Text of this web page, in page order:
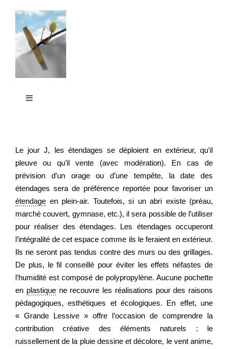
contenu
Toggle
Participer
S’outiller
Partager
Informer
Nous contacter
Le jour J, les étendages se déploient en extérieur, qu’il
pleuve ou qu’il vente (avec modération). En cas de
prévision d’un orage ou d’une tempête, la date des
étendages sera de préférence reportée pour favoriser un
étendage en plein-air. Toutefois, si un abri existe (préau,
marché couvert, gymnase, etc.), il sera possible de l’utiliser
pour réaliser des étendages. Les étendages occuperont
l’intégralité de cet espace comme ils le feraient en extérieur.
Ils ne seront pas tendus contre des murs ou des grillages.
De plus, le fil conseillé pour éviter les effets néfastes de
l’humidité est composé de polypropylène. Aucune pochette
en plastiquene recouvre les réalisations pour des raisons
pédagogiques, esthétiques et écologiques. En effet, une
« Grande Lessive » offre l’occasion de comprendre la
contribution créative des éléments naturels : le
ruissellement de la pluie dessine et décolore, le vent anime,